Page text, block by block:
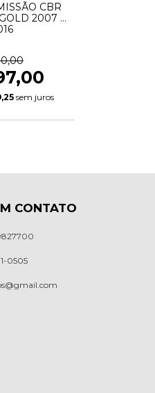
CBR
2007 a
sem juros
CONTATO
0505